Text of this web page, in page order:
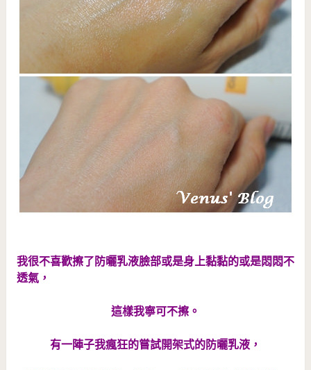
我很不喜歡擦了防曬乳液臉部或是身上黏黏的或是悶悶不
透氣，
這樣我寧可不擦。
有一陣子我瘋狂的嘗試開架式的防曬乳液，